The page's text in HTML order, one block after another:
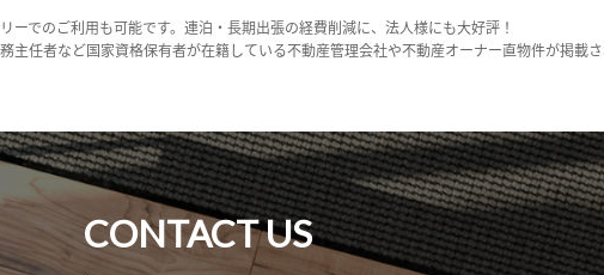
でのご利用も可能です。連泊・長期出張の経費削減に、法人様にも大好評！
任者など国家資格保有者が在籍している不動産管理会社や不動産オーナー直物件が掲載
CONTACT US